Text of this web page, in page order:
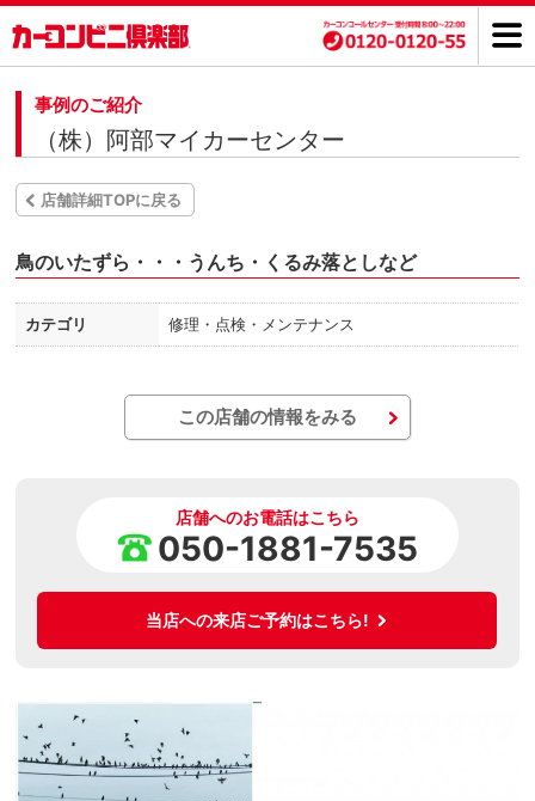
事例のご紹介
（株）阿部マイカーセンター
店舗詳細TOPに戻る
鳥のいたずら・・・うんち・くるみ落としなど
カテゴリ 修理・点検・メンテナンス
この店舗の情報をみる
店舗へのお電話はこちら
050-1881-7535
当店への来店ご予約はこちら!